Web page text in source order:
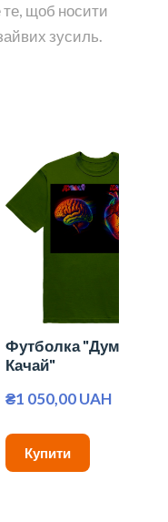
те, щоб носити
зусиль.
Футболка "Думай та
Качай"
₴1 050,00 UAH
Купити